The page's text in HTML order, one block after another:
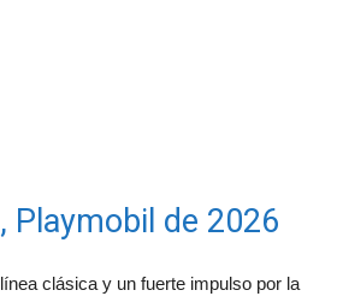
Playmobil de 2026
clásica y un fuerte impulso por la